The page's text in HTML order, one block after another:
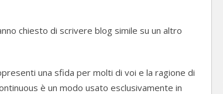
chiesto di scrivere blog simile su un altro
una sfida per molti di voi e la ragione di
è un modo usato esclusivamente in